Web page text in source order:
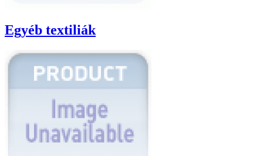
Egyéb textiliák